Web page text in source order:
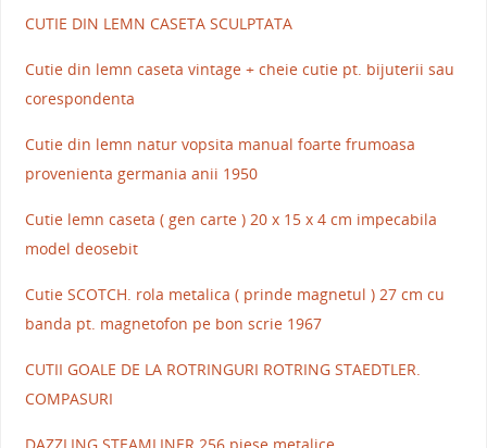
CUTIE DIN LEMN CASETA SCULPTATA
Cutie din lemn caseta vintage + cheie cutie pt. bijuterii sau
corespondenta
Cutie din lemn natur vopsita manual foarte frumoasa
provenienta germania anii 1950
Cutie lemn caseta ( gen carte ) 20 x 15 x 4 cm impecabila
model deosebit
Cutie SCOTCH. rola metalica ( prinde magnetul ) 27 cm cu
banda pt. magnetofon pe bon scrie 1967
CUTII GOALE DE LA ROTRINGURI ROTRING STAEDTLER.
COMPASURI